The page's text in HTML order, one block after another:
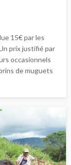
15€ par les
prix justifié par
occasionnels
de muguets